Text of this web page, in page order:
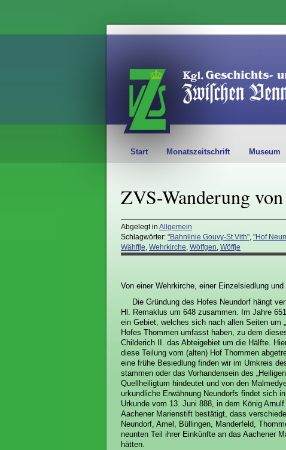
Start Monatszeitschrift Museum
ZVS-Wanderung
Abgelegt in Allgemein
Schlagwörter: "Bahnlinie Gouvy-St.Vith" "Hof
Wähffje Wehrkirche Wöffgen Wöffje
Von einer Wehrkirche, einer Einzelsiedlung
Die Gründung des Hofes Neundorf hängt
Hl. Remaklus um 648 zusammen. Im Jahre
ein Gebiet, welches sich nach allen Seiten um
Hofes Thommen umfasst haben, zu dem
Childerich II. das Abteigebiet um die Hälfte.
diese Teilung vom (alten) Hof Thommen
eine frühe Besiedlung finden wir im Umkreis
stammen oder das Vorhandensein des
Quellheiligtum hindeutet und von den
urkundliche Erwähnung Neundorfs findet sich
Urkunde vom 13. Juni 888, in dem König
Aachener Marienstift bestätigt, dass
Neundorf, Amel, Büllingen, Manderfeld,
neunten Teil ihrer Einkünfte an das Aachener
hätten.